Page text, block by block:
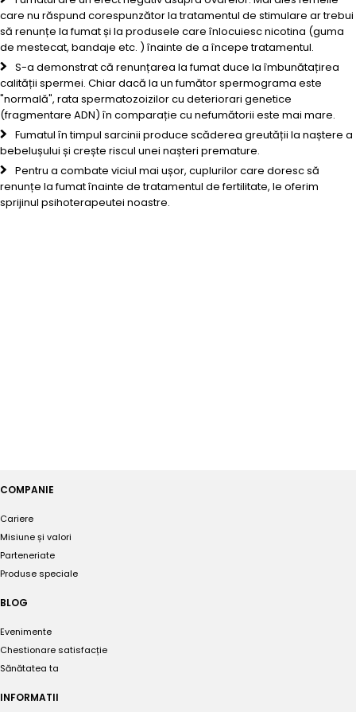
care nu răspund corespunzător la tratamentul de stimulare ar trebui
să renunțe la fumat și la produsele care înlocuiesc nicotina (guma
de mestecat, bandaje etc. ) înainte de a începe tratamentul.
S-a demonstrat că renunțarea la fumat duce la îmbunătațirea
calității spermei. Chiar dacă la un fumător spermograma este
"normală", rata spermatozoizilor cu deteriorari genetice
(fragmentare ADN) în comparație cu nefumătorii este mai mare.
Fumatul în timpul sarcinii produce scăderea greutății la naștere a
bebelușului și crește riscul unei nașteri premature.
Pentru a combate viciul mai ușor, cuplurilor care doresc să
renunțe la fumat înainte de tratamentul de fertilitate, le oferim
sprijinul psihoterapeutei noastre.
COMPANIE
Cariere
Misiune și valori
Parteneriate
Produse speciale
BLOG
Evenimente
Chestionare satisfacție
Sănătatea ta
INFORMATII